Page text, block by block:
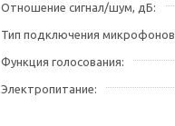
Отношение сигнал/шум, дБ
Тип подключения микрофонов
Функция голосования
Электропитание